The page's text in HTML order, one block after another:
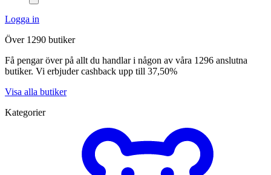
Logga in
Över 1290 butiker
Få pengar över på allt du handlar i någon av våra 1296 anslutna
butiker. Vi erbjuder cashback upp till 37,50%
Visa alla butiker
Kategorier